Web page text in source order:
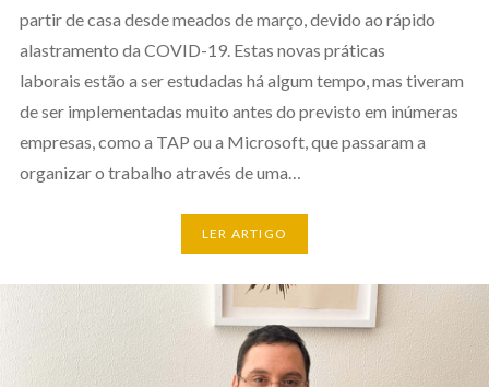
partir de casa desde meados de março, devido ao rápido
alastramento da COVID-19. Estas novas práticas
laborais estão a ser estudadas há algum tempo, mas tiveram
de ser implementadas muito antes do previsto em inúmeras
empresas, como a TAP ou a Microsoft, que passaram a
organizar o trabalho através de uma…
LER ARTIGO